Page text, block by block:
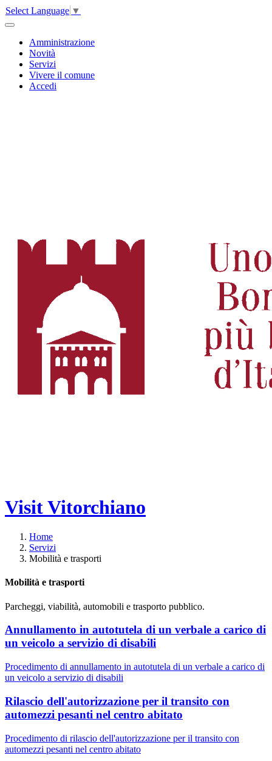
Select Language ▼
Amministrazione
Novità
Servizi
Vivere il comune
Accedi
Visit Vitorchiano
Home
Servizi
Mobilità e trasporti
Mobilità e trasporti
Parcheggi, viabilità, automobili e trasporto pubblico.
Annullamento in autotutela di un verbale a carico di
un veicolo a servizio di disabili
Procedimento di annullamento in autotutela di un verbale a carico di
un veicolo a servizio di disabili
Rilascio dell'autorizzazione per il transito con
automezzi pesanti nel centro abitato
Procedimento di rilascio dell'autorizzazione per il transito con
automezzi pesanti nel centro abitato